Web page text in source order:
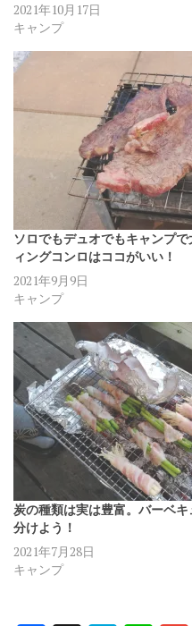
2021年10月17日
キャンプ
ソロでもデュオでもキャンプ
ィングコンロはココがいい！
2021年9月9日
キャンプ
炭の種類は実は豊富。バーベ
分けよう！
2021年7月28日
キャンプ